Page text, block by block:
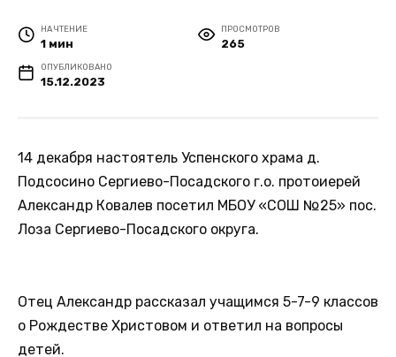
НА ЧТЕНИЕ
1 мин
ПРОСМОТРОВ
265
ОПУБЛИКОВАНО
15.12.2023
14 декабря настоятель Успенского храма д.
Подсосино Сергиево-Посадского г.о. протоиерей
Александр Ковалев посетил МБОУ «СОШ №25» пос.
Лоза Сергиево-Посадского округа.
Отец Александр рассказал учащимся 5-7-9 классов
о Рождестве Христовом и ответил на вопросы
детей.